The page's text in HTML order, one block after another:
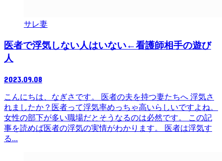
サレ妻
医者で浮気しない人はいない←看護師相手の遊び
人
2023.09.08
こんにちは、なぎさです。 医者の夫を持つ妻たちへ 浮気さ
れましたか？医者って浮気率めっちゃ高いらしいですよね。
女性の部下が多い職場だとそうなるのは必然です。 この記
事を読めば医者の浮気の実情がわかります。 医者は浮気す
る...